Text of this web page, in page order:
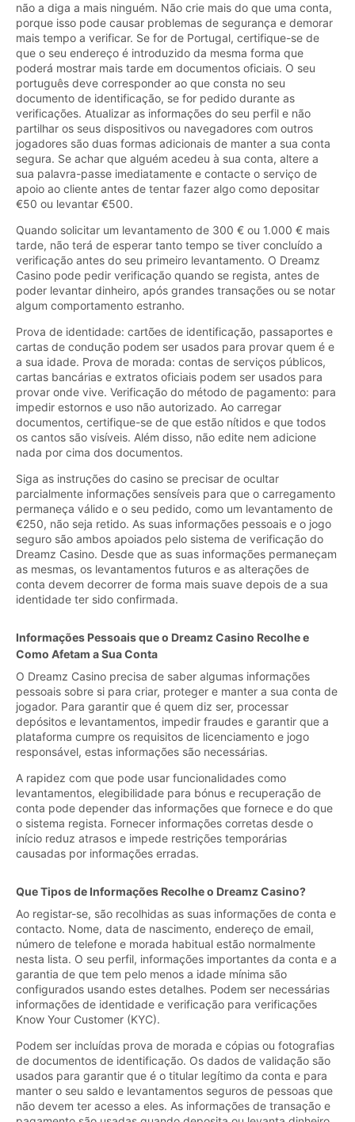
não a diga a mais ninguém. Não crie mais do que uma conta,
porque isso pode causar problemas de segurança e demorar
mais tempo a verificar. Se for de Portugal, certifique-se de
que o seu endereço é introduzido da mesma forma que
poderá mostrar mais tarde em documentos oficiais. O seu
português deve corresponder ao que consta no seu
documento de identificação, se for pedido durante as
verificações. Atualizar as informações do seu perfil e não
partilhar os seus dispositivos ou navegadores com outros
jogadores são duas formas adicionais de manter a sua conta
segura. Se achar que alguém acedeu à sua conta, altere a
sua palavra-passe imediatamente e contacte o serviço de
apoio ao cliente antes de tentar fazer algo como depositar
€50 ou levantar €500.
Quando solicitar um levantamento de 300 € ou 1.000 € mais
tarde, não terá de esperar tanto tempo se tiver concluído a
verificação antes do seu primeiro levantamento. O Dreamz
Casino pode pedir verificação quando se regista, antes de
poder levantar dinheiro, após grandes transações ou se notar
algum comportamento estranho.
Prova de identidade: cartões de identificação, passaportes e
cartas de condução podem ser usados para provar quem é e
a sua idade. Prova de morada: contas de serviços públicos,
cartas bancárias e extratos oficiais podem ser usados para
provar onde vive. Verificação do método de pagamento: para
impedir estornos e uso não autorizado. Ao carregar
documentos, certifique-se de que estão nítidos e que todos
os cantos são visíveis. Além disso, não edite nem adicione
nada por cima dos documentos.
Siga as instruções do casino se precisar de ocultar
parcialmente informações sensíveis para que o carregamento
permaneça válido e o seu pedido, como um levantamento de
€250, não seja retido. As suas informações pessoais e o jogo
seguro são ambos apoiados pelo sistema de verificação do
Dreamz Casino. Desde que as suas informações permaneçam
as mesmas, os levantamentos futuros e as alterações de
conta devem decorrer de forma mais suave depois de a sua
identidade ter sido confirmada.
Informações Pessoais que o Dreamz Casino Recolhe e
Como Afetam a Sua Conta
O Dreamz Casino precisa de saber algumas informações
pessoais sobre si para criar, proteger e manter a sua conta de
jogador. Para garantir que é quem diz ser, processar
depósitos e levantamentos, impedir fraudes e garantir que a
plataforma cumpre os requisitos de licenciamento e jogo
responsável, estas informações são necessárias.
A rapidez com que pode usar funcionalidades como
levantamentos, elegibilidade para bónus e recuperação de
conta pode depender das informações que fornece e do que
o sistema regista. Fornecer informações corretas desde o
início reduz atrasos e impede restrições temporárias
causadas por informações erradas.
Que Tipos de Informações Recolhe o Dreamz Casino?
Ao registar-se, são recolhidas as suas informações de conta e
contacto. Nome, data de nascimento, endereço de email,
número de telefone e morada habitual estão normalmente
nesta lista. O seu perfil, informações importantes da conta e a
garantia de que tem pelo menos a idade mínima são
configurados usando estes detalhes. Podem ser necessárias
informações de identidade e verificação para verificações
Know Your Customer (KYC).
Podem ser incluídas prova de morada e cópias ou fotografias
de documentos de identificação. Os dados de validação são
usados para garantir que é o titular legítimo da conta e para
manter o seu saldo e levantamentos seguros de pessoas que
não devem ter acesso a eles. As informações de transação e